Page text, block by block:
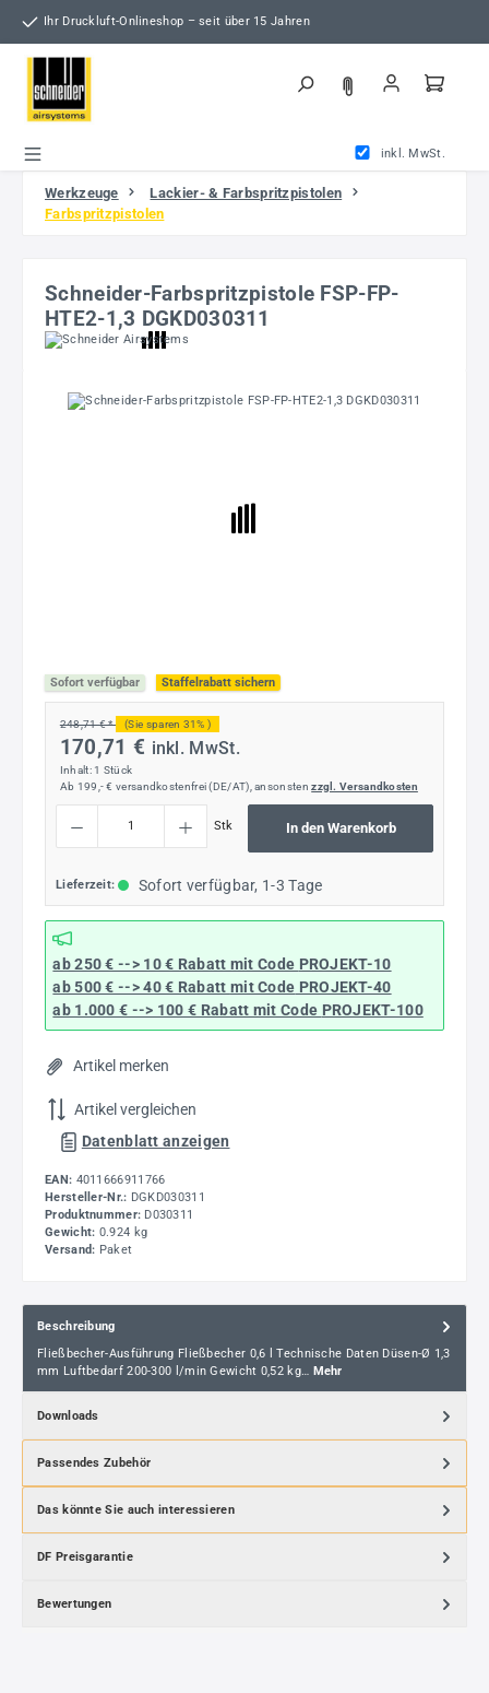
Zum Hauptinhalt springen
Ihr Druckluft-Onlineshop – seit über 15 Jahren
inkl. MwSt.
Werkzeuge
Lackier- & Farbspritzpistolen
Farbspritzpistolen
Schneider-Farbspritzpistole FSP-FP-
HTE2-1,3 DGKD030311
Bildergalerie überspringen
Sofort verfügbar Staffelrabatt sichern
248,71 € * (Sie sparen 31% )
170,71 € inkl. MwSt.
Inhalt: 1 Stück
Ab 199,- € versandkostenfrei (DE/AT), ansonstenzzgl. Versandkosten
Stk In den Warenkorb
Lieferzeit: Sofort verfügbar, 1-3 Tage
ab 250 € --> 10 € Rabatt mit Code PROJEKT-10
ab 500 € --> 40 € Rabatt mit Code PROJEKT-40
ab 1.000 € --> 100 € Rabatt mit Code PROJEKT-100
Artikel merken
Artikel vergleichen
Datenblatt anzeigen
EAN: 4011666911766
Hersteller-Nr.: DGKD030311
Produktnummer: D030311
Gewicht: 0.924 kg
Versand: Paket
Beschreibung
Fließbecher-Ausführung Fließbecher 0,6 l Technische Daten Düsen-Ø 1,3
mm Luftbedarf 200-300 l/min Gewicht 0,52 kg… Mehr
Downloads
Passendes Zubehör
Das könnte Sie auch interessieren
DF Preisgarantie
Bewertungen